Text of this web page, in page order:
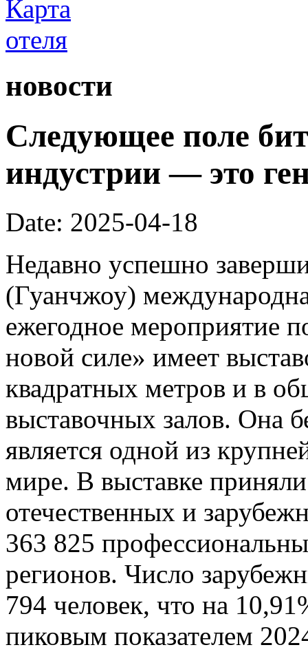
новости
Следующее поле
индустрии — это
Date: 2025-04-18
Недавно успешно
(Гуанчжоу)
ежегодное мероприятие
новой силе» имеет
квадратных метров и в
выставочных залов. Она
является одной из
мире. В выставке
отечественных и
363 825
регионов. Число
794 человек, что на
пиковым показателем